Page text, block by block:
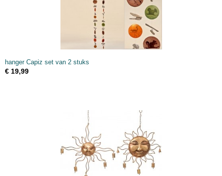
hanger Capiz set van 2 stuks
€ 19,99